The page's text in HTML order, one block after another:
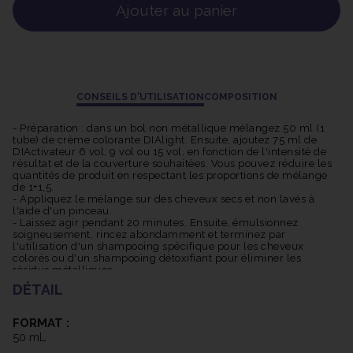
Grâce à sa technologie pH Acide exclusive, Dialight offre une
couleur longue tenue, des cheveux deux fois plus brillants et
l'environnement. Son tube est recyclable, et elle permet une
facile. De plus, une quantité réduite de produit, pouvant aller
jusqu'à 15% de moins par application, est nécessaire.
Ajouter au panier
CONSEILS D'UTILISATION COMPOSITION
- Préparation : dans un bol non métallique mélangez 50 ml (1
tube) de crème colorante DIAlight. Ensuite, ajoutez 75 ml de
DIActivateur 6 vol, 9 vol ou 15 vol, en fonction de l'intensité de
résultat et de la couverture souhaitées. Vous pouvez réduire les
quantités de produit en respectant les proportions de mélange
de 1+1,5.
- Appliquez le mélange sur des cheveux secs et non lavés à
l'aide d'un pinceau.
- Laissez agir pendant 20 minutes. Ensuite, émulsionnez
soigneusement, rincez abondamment et terminez par
l'utilisation d'un shampooing spécifique pour les cheveux
colorés ou d'un shampooing détoxifiant pour éliminer les
résidus métalliques.
- Applications techniques :
naturelle : appliquez sur des cheveux essorés le jour où vous
effectuez des mèches. Laissez agir pendant 5 à 10 minutes en
fonction de la sensibilité des cheveux et de l'effet souhaité.
DÉTAIL
FORMAT :
50 mL